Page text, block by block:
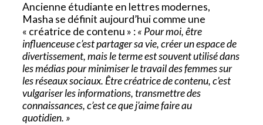
Ancienne étudiante en lettres modernes,
Masha se définit aujourd’hui comme une
« créatrice de contenu » :« Pour moi, être
influenceuse c’est partager sa vie, créer un espace de
divertissement, mais le terme est souvent utilisé dans
les médias pour minimiser le travail des femmes sur
les réseaux sociaux. Être créatrice de contenu, c’est
vulgariser les informations, transmettre des
connaissances, c’est ce que j’aime faire au
quotidien. »